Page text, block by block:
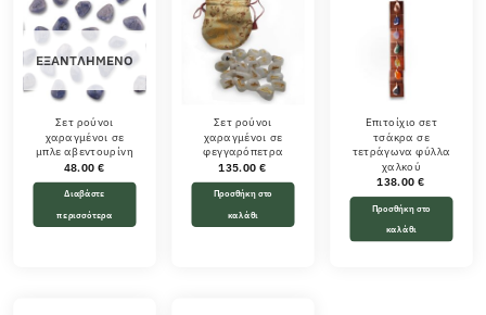
ΕΞΑΝΤΛΗΜΈΝΟ
Σετ ρούνοι
χαραγμένοι σε
μπλε αβεντουρίνη
48.00€
Διαβάστε
περισσότερα
Σετ ρούνοι
χαραγμένοι σε
φεγγαρόπετρα
135.00€
Προσθήκη στο
καλάθι
Επιτοίχιο σετ
τσάκρα σε
τετράγωνα φύλλα
χαλκού
138.00€
Προσθήκη στο
καλάθι